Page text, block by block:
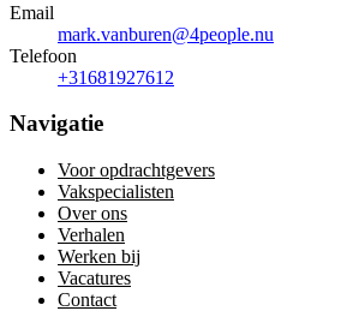
Email
mark.vanburen@4people.nu
Telefoon
+31681927612
Navigatie
Voor opdrachtgevers
Vakspecialisten
Over ons
Verhalen
Werken bij
Vacatures
Contact